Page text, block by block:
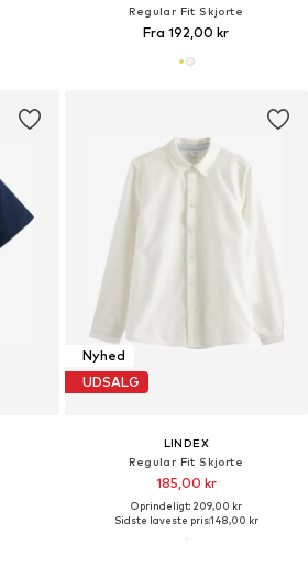
Regular Fit Skjorte
Fra 192,00 kr
Nyhed
UDSALG
LINDEX
Regular Fit Skjorte
185,00 kr
Oprindeligt: 209,00 kr
Sidste laveste pris:148,00 kr